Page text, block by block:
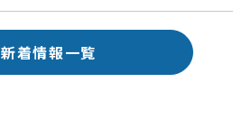
新着情報一覧